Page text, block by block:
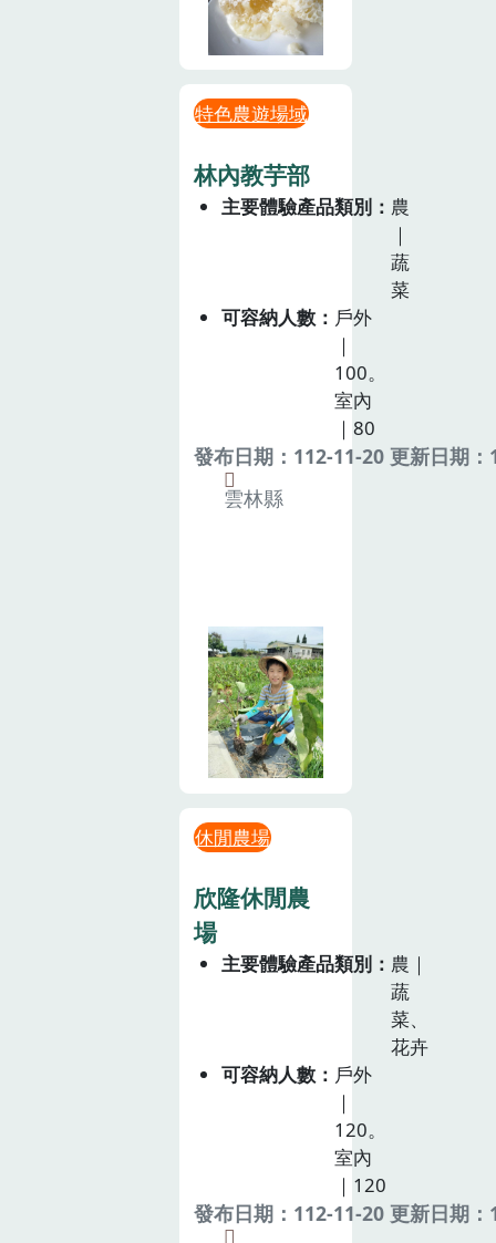
特色農遊場域
林內教芋部
主要體驗產品類別
農
｜
蔬
菜
可容納人數
戶外
｜
100。
室內
｜80
發布日期：112-11-20 更新日期
雲林縣
休閒農場
欣隆休閒農
場
主要體驗產品類別
農｜
蔬
菜、
花卉
可容納人數
戶外
｜
120。
室內
｜120
發布日期：112-11-20 更新日期